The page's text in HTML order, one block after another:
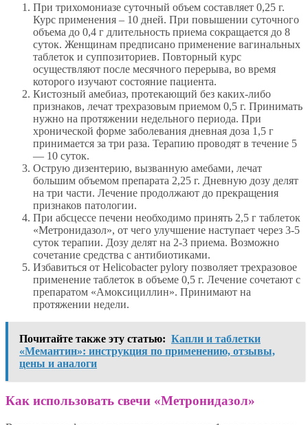
При трихомониазе суточный объем составляет 0,25 г.
Курс применения – 10 дней. При повышении суточного
объема до 0,4 г длительность приема сокращается до 8
суток. Женщинам предписано применение вагинальных
таблеток и суппозиториев. Повторный курс
осуществляют после месячного перерыва, во время
которого изучают состояние пациента.
Кистозный амебиаз, протекающий без каких-либо
признаков, лечат трехразовым приемом 0,5 г. Принимать
нужно на протяжении недельного периода. При
хронической форме заболевания дневная доза 1,5 г
принимается за три раза. Терапию проводят в течение 5
— 10 суток.
Острую дизентерию, вызванную амебами, лечат
большим объемом препарата 2,25 г. Дневную дозу делят
на три части. Лечение продолжают до прекращения
признаков патологии.
При абсцессе печени необходимо принять 2,5 г таблеток
«Метронидазол», от чего улучшение наступает через 3-5
суток терапии. Дозу делят на 2-3 приема. Возможно
сочетание средства с антибиотиками.
Избавиться от Helicobacter pylory позволяет трехразовое
применение таблеток в объеме 0,5 г. Лечение сочетают с
препаратом «Амоксициллин». Принимают на
протяжении недели.
Почитайте также эту статью: Капли и таблетки
«Мемантин»: инструкция по применению, отзывы,
цены и аналоги
Как использовать свечи «Метронидазол»